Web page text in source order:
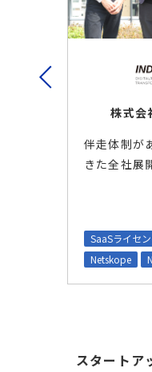
株式会
伴走体制が
きた全社展
SaaSライセ
Netskope
スタートア